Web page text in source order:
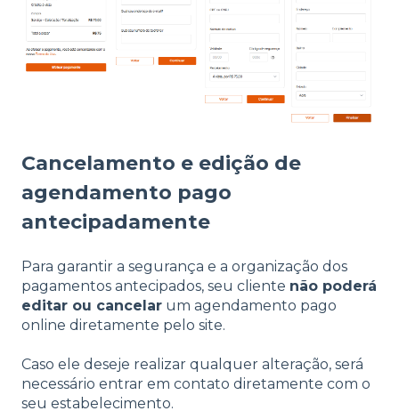
Cancelamento e edição de
agendamento pago
antecipadamente
Para garantir a segurança e a organização dos
pagamentos antecipados, seu cliente não poderá
editar ou cancelar um agendamento pago
online diretamente pelo site.
Caso ele deseje realizar qualquer alteração, será
necessário entrar em contato diretamente com o
seu estabelecimento.